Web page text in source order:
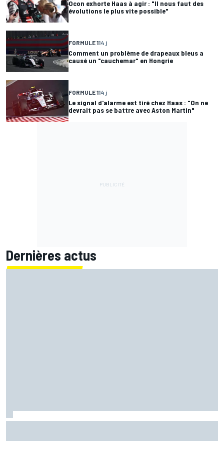
Ocon exhorte Haas à agir : "Il nous faut des
évolutions le plus vite possible"
FORMULE 114 j
Comment un problème de drapeaux bleus a
causé un "cauchemar" en Hongrie
FORMULE 114 j
Le signal d'alarme est tiré chez Haas : "On ne
devrait pas se battre avec Aston Martin"
Dernières actus